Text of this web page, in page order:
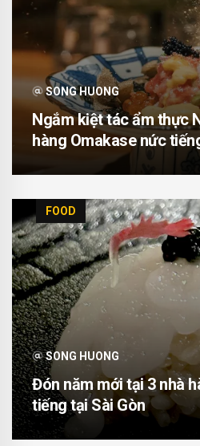
SONG HUONG
Ngắm kiệt tác ẩm thực
hàng Omakase nức
FOOD
SONG HUONG
Đón năm mới tại 3 nhà
tiếng tại Sài Gòn